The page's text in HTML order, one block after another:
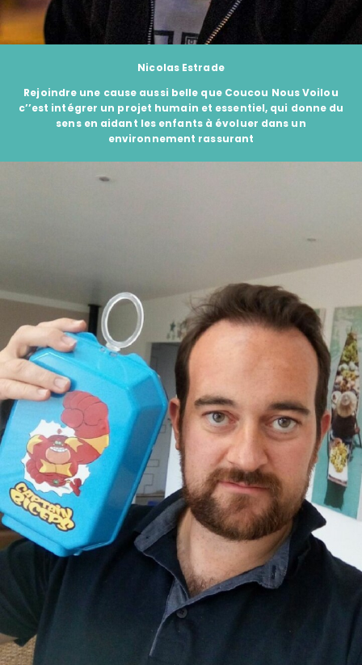
Nicolas Estrade
Rejoindre une cause aussi belle que Coucou Nous Voilou
c’’est intégrer un projet humain et essentiel, qui donne du
sens en aidant les enfants à évoluer dans un
environnement rassurant